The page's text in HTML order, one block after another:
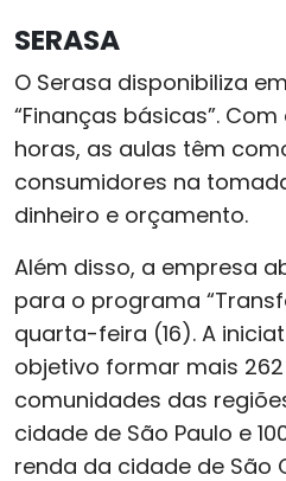
SERASA
O Serasa disponibiliza
“Finanças básicas”.
horas, as aulas têm
consumidores na
dinheiro e orçamento.
Além disso, a empresa
para o programa
quarta-feira (16). A
objetivo formar mais
comunidades das
cidade de São Paulo e
renda da cidade de São